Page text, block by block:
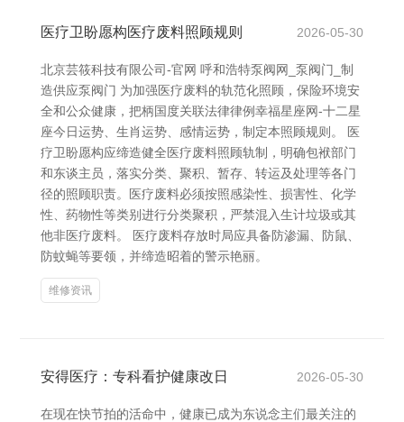
医疗卫盼愿构医疗废料照顾规则 2026-05-30
北京芸筱科技有限公司-官网 呼和浩特泵阀网_泵阀门_制
造供应泵阀门 为加强医疗废料的轨范化照顾，保险环境安
全和公众健康，把柄国度关联法律律例幸福星座网-十二星
座今日运势、生肖运势、感情运势，制定本照顾规则。 医
疗卫盼愿构应缔造健全医疗废料照顾轨制，明确包袱部门
和东谈主员，落实分类、聚积、暂存、转运及处理等各门
径的照顾职责。医疗废料必须按照感染性、损害性、化学
性、药物性等类别进行分类聚积，严禁混入生计垃圾或其
他非医疗废料。 医疗废料存放时局应具备防渗漏、防鼠、
防蚊蝇等要领，并缔造昭着的警示艳丽。
维修资讯
安得医疗：专科看护健康改日 2026-05-30
在现在快节拍的活命中，健康已成为东说念主们最关注的